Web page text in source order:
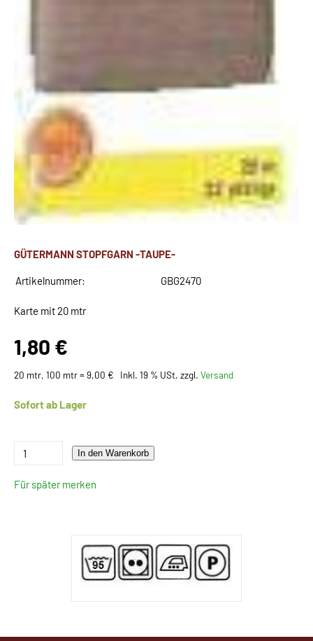
GÜTERMANN STOPFGARN -TAUPE-
Artikelnummer: GBG2470
Karte mit 20 mtr
1,80 €
20 mtr, 100 mtr = 9,00 € Inkl. 19 % USt. zzgl. Versand
Sofort ab Lager
In den Warenkorb
Für später merken